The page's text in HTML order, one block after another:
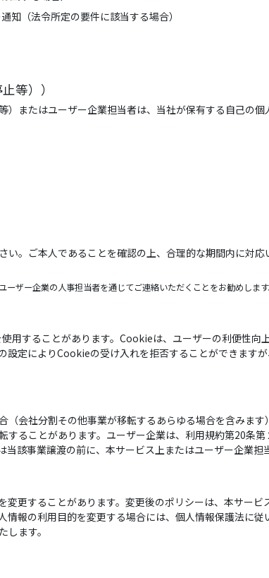
知（法令所定の要件に該当する場合）
等））
またはユーザー企業担当者は、当社が保有する自己の
い。ご本人であることを確認の上、合理的な期間内に対
ザー企業の人事担当者を通じてご連絡いただくことをお勧めします
用することがあります。Cookieは、ユーザーの利便性向
設定によりCookieの受け入れを拒否することができます
（会社分割その他事業が移転するあらゆる場合を含みま
ることがあります。ユーザー企業は、利用規約第20条
該事業譲渡の前に、本サービス上またはユーザー企業担
変更することがあります。変更後のポリシーは、本サ
報の利用目的を変更する場合には、個人情報保護法に
ます。